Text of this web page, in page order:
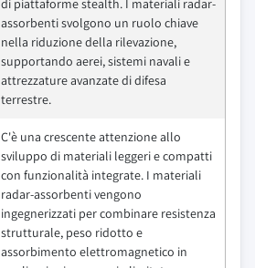
assorbenti svolgono un ruolo chiave
nella riduzione della rilevazione,
supportando aerei, sistemi navali e
attrezzature avanzate di difesa
terrestre.
C'è una crescente attenzione allo
sviluppo di materiali leggeri e compatti
con funzionalità integrate. I materiali
radar-assorbenti vengono
ingegnerizzati per combinare resistenza
strutturale, peso ridotto e
assorbimento elettromagnetico in